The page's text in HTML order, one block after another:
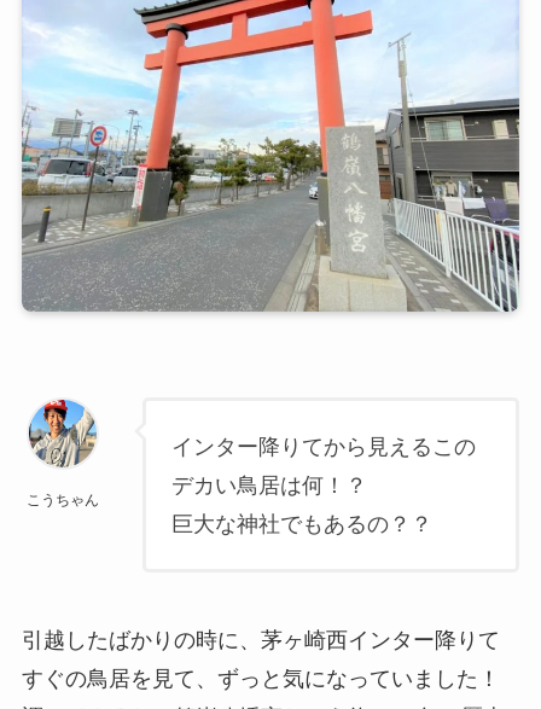
こうちゃん
インター降りてから見えるこの
デカい鳥居は何！？
巨大な神社でもあるの？？
引越したばかりの時に、茅ヶ崎西インター降りて
すぐの鳥居を見て、ずっと気になっていました！